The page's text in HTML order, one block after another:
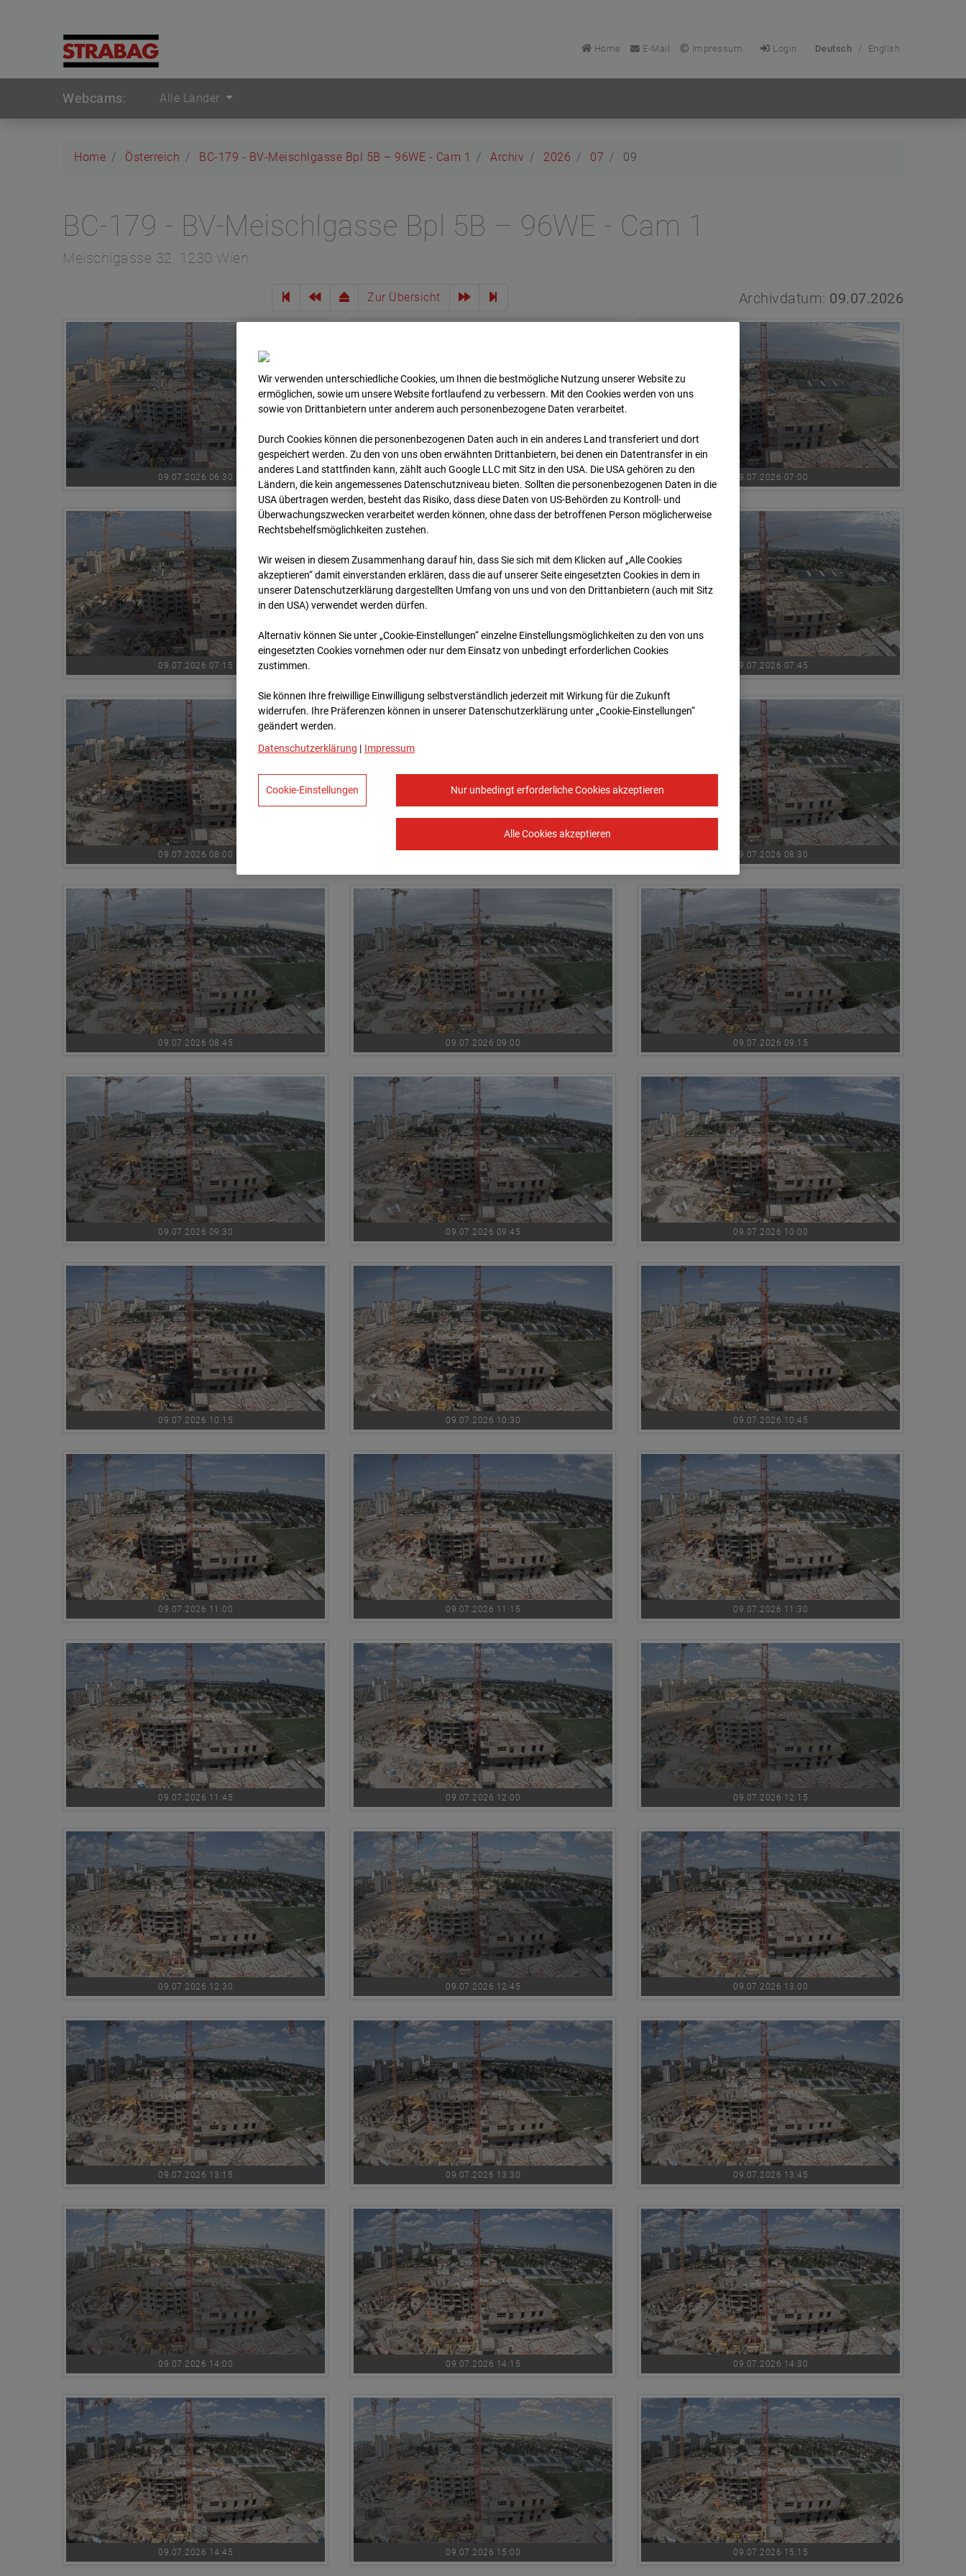
Home E-Mail Impressum Login Deutsch / English
Webcams: Alle Länder
Home Österreich BC-179 - BV-Meischlgasse Bpl 5B – 96WE - Cam 1 Archiv 2026 07 09
BC-179 - BV-Meischlgasse Bpl 5B – 96WE - Cam 1
Meischlgasse 32, 1230 Wien
Zur Übersicht Archivdatum: 09.07.2026
09.07.2026 06:30 09.07.2026 06:45 09.07.2026 07:00
09.07.2026 07:15 09.07.2026 07:45
09.07.2026 08:00 09.07.2026 08:30
09.07.2026 08:45 09.07.2026 09:00 09.07.2026 09:15
09.07.2026 09:30 09.07.2026 09:45 09.07.2026 10:00
09.07.2026 10:15 09.07.2026 10:30 09.07.2026 10:45
09.07.2026 11:00 09.07.2026 11:15 09.07.2026 11:30
09.07.2026 11:45 09.07.2026 12:00 09.07.2026 12:15
09.07.2026 12:30 09.07.2026 12:45 09.07.2026 13:00
09.07.2026 13:15 09.07.2026 13:30 09.07.2026 13:45
09.07.2026 14:00 09.07.2026 14:15 09.07.2026 14:30
09.07.2026 14:45 09.07.2026 15:00 09.07.2026 15:15
Wir verwenden unterschiedliche Cookies, um Ihnen die best­mögliche Nutzung unserer Website zu
ermöglichen, sowie um unsere Website fortlaufend zu verbessern. Mit den Cookies werden von uns
sowie von Drittanbietern unter anderem auch personenbezogene Daten verarbeitet.
Durch Cookies können die personenbezogenen Daten auch in ein anderes Land transferiert und dort
gespeichert werden. Zu den von uns oben erwähnten Drittanbietern, bei denen ein Datentransfer in ein
anderes Land stattfinden kann, zählt auch Google LLC mit Sitz in den USA. Die USA gehören zu den
Ländern, die kein angemessenes Datenschutzniveau bieten. Sollten die personenbezogenen Daten in die
USA übertragen werden, besteht das Risiko, dass diese Daten von US-Behörden zu Kontroll- und
Überwachungszwecken verarbeitet werden können, ohne dass der betroffenen Person möglicherweise
Rechtsbehelfsmöglichkeiten zustehen.
Wir weisen in diesem Zusammenhang darauf hin, dass Sie sich mit dem Klicken auf „Alle Cookies
akzeptieren“ damit ein­ver­standen erklären, dass die auf unserer Seite eingesetzten Cookies in dem in
unserer Datenschutzerklärung dargestellten Umfang von uns und von den Drittanbietern (auch mit Sitz
in den USA) verwendet werden dürfen.
Alternativ können Sie unter „Cookie-Einstellungen“ einzelne Einstellungsmöglichkeiten zu den von uns
eingesetzten Cookies vornehmen oder nur dem Einsatz von unbedingt erforderlichen Cookies
zustimmen.
Sie können Ihre freiwillige Einwilligung selbstverständlich jederzeit mit Wirkung für die Zukunft
widerrufen. Ihre Prä­fe­renzen können in unserer Datenschutzerklärung unter „Cookie-Einstellungen“
geändert werden.
Datenschutzerklärung | Impressum
Nur unbedingt erforderliche Cookies akzeptieren
Alle Cookies akzeptieren
Cookie-Einstellungen